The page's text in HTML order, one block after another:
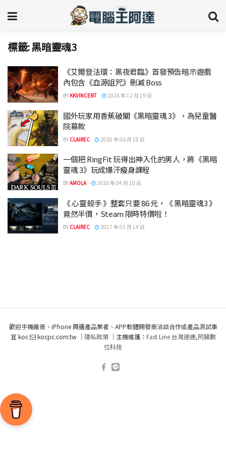
標籤:黑暗靈魂3
《艾爾登法環：黑夜君臨》首發預告暗示遊戲
內包含《血源詛咒》刪減 Boss
BY KKVINCENT 2024 年 12 月 19 日
國外玩家用香蕉破關《黑暗靈魂 3》，為兒童醫
院募款
BY CLAIREC 2020 年 06 月 18 日
一個把 RingFit 玩得出神入化的男人，將《黑暗
靈魂 3》玩成爆汗瘦身課程
BYAMOLA 2020 年 04 月 10 日
《 心靈殺手 》整套只要 86 元，《 黑暗靈魂3 》
竟然半價，Steam 限時特價啦！
BY CLAIREC 2017 年 05 月 14 日
歡迎手機廠商、iPhone 周邊產品業者、APP軟體開發商洽談合作或產品測試事
宜 koc
kocpc.com.tw ｜ 隱私政策｜主機維護： Fast Line 台灣速連,阿腸數
位科技